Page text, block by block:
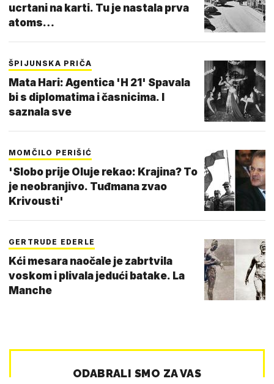
ucrtani na karti. Tu je nastala prva
atoms…
ŠPIJUNSKA PRIČA
Mata Hari: Agentica 'H 21' Spavala
bi s diplomatima i časnicima. I
saznala sve
MOMČILO PERIŠIĆ
'Slobo prije Oluje rekao: Krajina? To
je neobranjivo. Tuđmana zvao
Krivousti'
GERTRUDE EDERLE
Kći mesara naočale je zabrtvila
voskom i plivala jedući batake. La
Manche